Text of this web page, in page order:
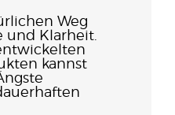
Weg
und Klarheit.
kannst